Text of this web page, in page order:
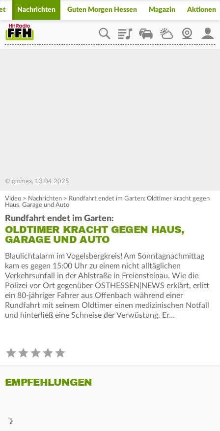
Nachrichten Guten Morgen Hessen Magazin Aktionen
PlaylistStaupilotWetterWebcam
© glomex, 13.04.2025
Video > Nachrichten > Rundfahrt endet im Garten: Oldtimer kracht gegen
Haus, Garage und Auto
Rundfahrt endet im Garten:
OLDTIMER KRACHT GEGEN HAUS,
GARAGE UND AUTO
Blaulichtalarm im Vogelsbergkreis! Am Sonntagnachmittag
kam es gegen 15:00 Uhr zu einem nicht alltäglichen
Verkehrsunfall in der Ahlstraße in Freiensteinau. Wie die
Polizei vor Ort gegenüber OSTHESSEN|NEWS erklärt, erlitt
ein 80-jähriger Fahrer aus Offenbach während einer
Rundfahrt mit seinem Oldtimer einen medizinischen Notfall
und hinterließ eine Schneise der Verwüstung. Er…
EMPFEHLUNGEN